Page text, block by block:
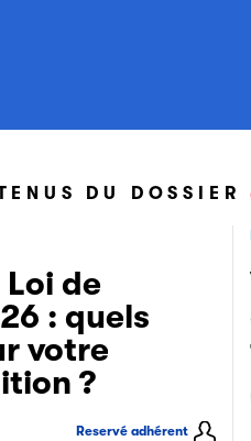
DU DOSSIER
de
: quels
votre
?
Reservé adhérent